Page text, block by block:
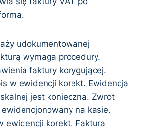
udokumentowanej
wymaga procedury.
faktury korygującej.
w ewidencji korekt. Ewidencja
jest konieczna. Zwrot
na kasie.
ewidencji korekt. Faktura